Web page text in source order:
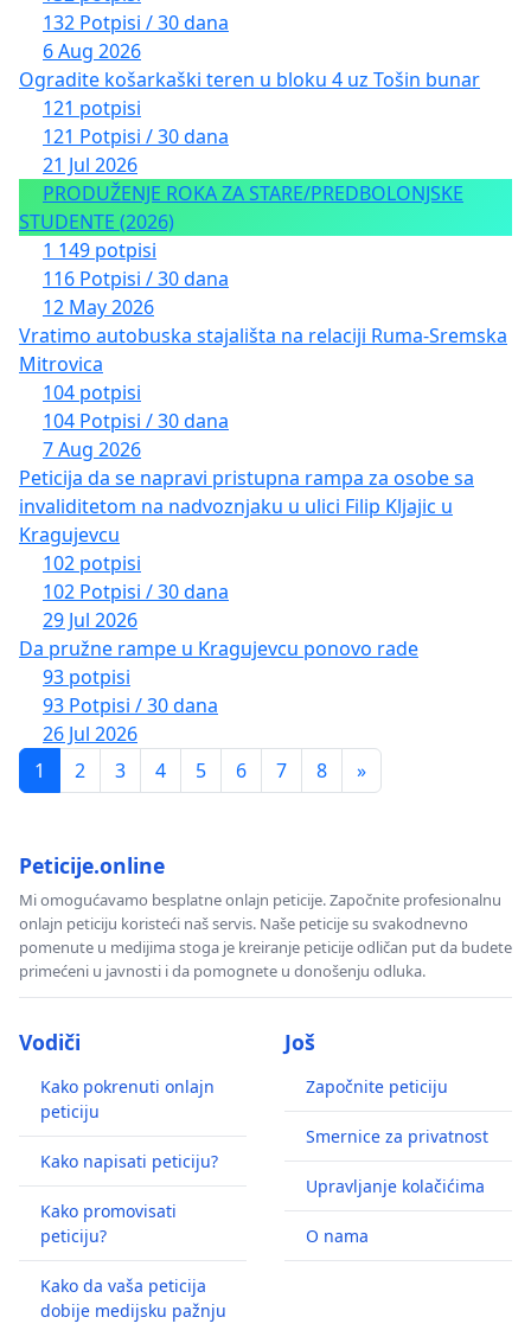
132 Potpisi / 30 dana
6 Aug 2026
Ogradite košarkaški teren u bloku 4 uz Tošin bunar
121 potpisi
121 Potpisi / 30 dana
21 Jul 2026
PRODUŽENJE ROKA ZA STARE/PREDBOLONJSKE
STUDENTE (2026)
1 149 potpisi
116 Potpisi / 30 dana
12 May 2026
Vratimo autobuska stajališta na relaciji Ruma-Sremska
Mitrovica
104 potpisi
104 Potpisi / 30 dana
7 Aug 2026
Peticija da se napravi pristupna rampa za osobe sa
invaliditetom na nadvoznjaku u ulici Filip Kljajic u
Kragujevcu
102 potpisi
102 Potpisi / 30 dana
29 Jul 2026
Da pružne rampe u Kragujevcu ponovo rade
93 potpisi
93 Potpisi / 30 dana
26 Jul 2026
1
2 3 4 5 6 7 8 »
Peticije.online
Mi omogućavamo besplatne onlajn peticije. Započnite profesionalnu
onlajn peticiju koristeći naš servis. Naše peticije su svakodnevno
pomenute u medijima stoga je kreiranje peticije odličan put da budete
primećeni u javnosti i da pomognete u donošenju odluka.
Vodiči
Kako pokrenuti onlajn
peticiju
Kako napisati peticiju?
Kako promovisati
peticiju?
Kako da vaša peticija
dobije medijsku pažnju
Još
Započnite peticiju
Smernice za privatnost
Upravljanje kolačićima
O nama